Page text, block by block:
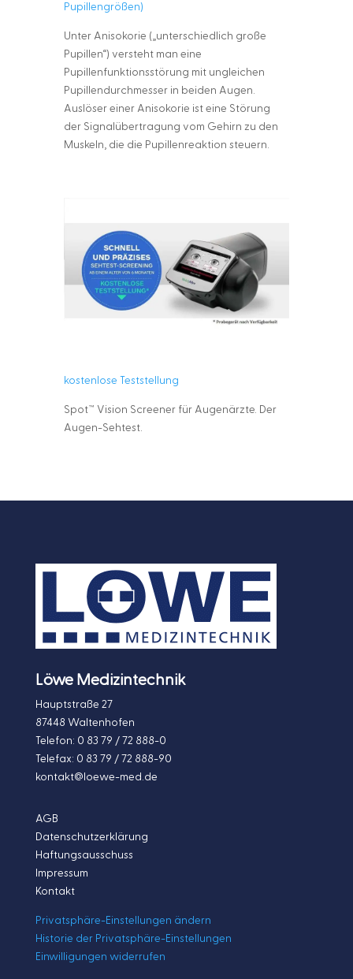
Pupillengrößen)
Unter Anisokorie („unterschiedlich große
Pupillen“) versteht man eine
Pupillenfunktionsstörung mit ungleichen
Pupillendurchmesser in beiden Augen.
Auslöser einer Anisokorie ist eine Störung
der Signalübertragung vom Gehirn zu den
Muskeln, die die Pupillenreaktion steuern.
kostenlose Teststellung
Spot™ Vision Screener für Augenärzte. Der
Augen-Sehtest.
Löwe Medizintechnik
Hauptstraße 27
87448 Waltenhofen
Telefon: 0 83 79 / 72 888-0
Telefax: 0 83 79 / 72 888-90
kontakt@loewe-med.de
AGB
Datenschutzerklärung
Haftungsausschuss
Impressum
Kontakt
Privatsphäre-Einstellungen ändern
Historie der Privatsphäre-Einstellungen
Einwilligungen widerrufen